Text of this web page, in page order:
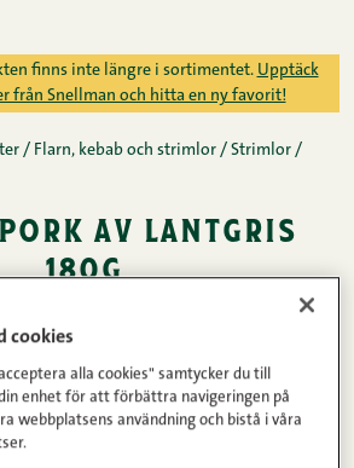
finns inte längre i sortimentet. Upptäck
från Snellman och hitta en ny favorit!
/ Flarn, kebab och strimlor / Strimlor /
av lantgris
180g
en prima råvara ger dig perfekt
tortillas, sallader och alla
Det färdigt kryddade köttet
sådant, eller röras ner i den sås
cookies
alla cookies" samtycker du till
enhet för att förbättra navigeringen på
webbplatsens användning och bistå i våra